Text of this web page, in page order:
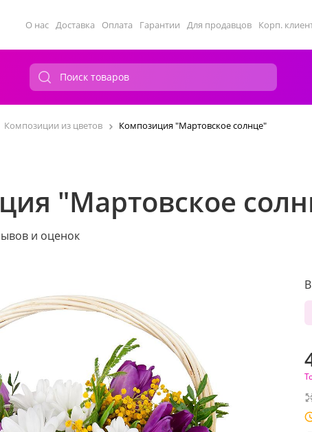
О нас Доставка Оплата Гарантии Для продавцов Корп.
Композиции из цветов Композиция "Мартовское солнце"
"Мартовское
и оценок